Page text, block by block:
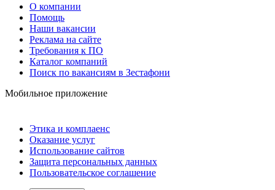
О компании
Помощь
Наши вакансии
Реклама на сайте
Требования к ПО
Каталог компаний
Поиск по вакансиям в Зестафони
Мобильное приложение
Этика и комплаенс
Оказание услуг
Использование сайтов
Защита персональных данных
Пользовательское соглашение